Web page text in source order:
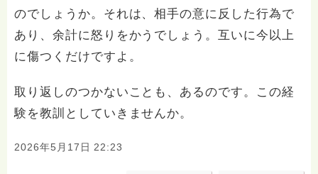
のでしょうか。それは、相手の意に反した行為で
あり、余計に怒りをかうでしょう。互いに今以上
に傷つくだけですよ。
取り返しのつかないことも、あるのです。この経
験を教訓としていきませんか。
2026年5月17日 22:23